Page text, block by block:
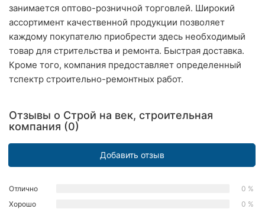
Харьков
Запорожье
Днепр
Кривой
Рог
Полтава
занимается оптово-розничной торговлей. Широкий
ассортимент качественной продукции позволяет
каждому покупателю приобрести здесь необходимый
товар для стрительства и ремонта. Быстрая доставка.
Кроме того, компания предоставляет определенный
тспектр строительно-ремонтных работ.
Отзывы о Строй на век, строительная
компания (0)
Добавить отзыв
Отлично
0 %
Хорошо
0 %